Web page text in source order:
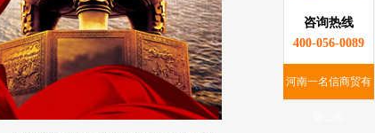
咨询热线
400-056-0089
河南一名信商贸有